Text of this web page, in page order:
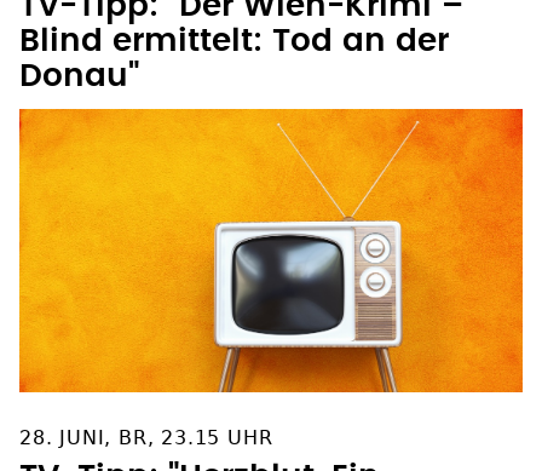
Blind ermittelt: Tod an der
Donau"
TV-Tipp: "Herzblut. Ein